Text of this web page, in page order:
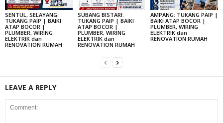
SENTUL, SELAYANG:
TUKANG PAIP | BAIKI
ATAP BOCOR |
PLUMBER, WIRING
ELEKTRIK dan
RENOVATION RUMAH
SUBANG BISTARI:
TUKANG PAIP | BAIKI
ATAP BOCOR |
PLUMBER, WIRING
ELEKTRIK dan
RENOVATION RUMAH
AMPANG: TUKANG PAIP |
BAIKI ATAP BOCOR |
PLUMBER, WIRING
ELEKTRIK dan
RENOVATION RUMAH
LEAVE A REPLY